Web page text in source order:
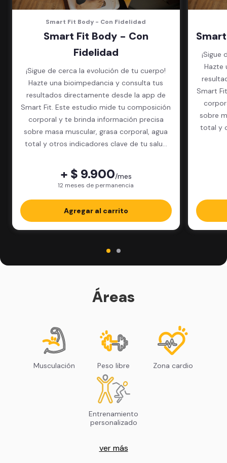
Smart Fit Body - Con Fidelidad
Smart Fit Body - Con
Fidelidad
¡Sigue de cerca la evolución de tu cuerpo!
Hazte una bioimpedancia y consulta tus
resultados directamente desde la app de
Smart Fit. Este estudio mide tu composición
corporal y te brinda información precisa
sobre masa muscular, grasa corporal, agua
total y otros indicadores clave de tu salud
+ $ 9.900/mes
12 meses de permanencia
Agregar al carrito
¡Sigue
Hazte
Smart
sobre
total y
Áreas
Musculación Peso libre Zona cardio
Entrenamiento
personalizado
ver más